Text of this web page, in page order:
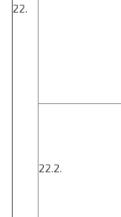
22.
22.2.